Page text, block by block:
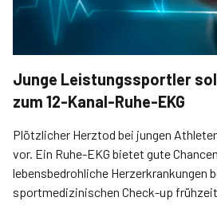
Junge Leistungssportler
zum 12-Kanal-Ruhe-EKG
Plötzlicher Herztod bei jungen
vor. Ein Ruhe-EKG bietet gute
lebensbedrohliche Herzerkrankungen
sportmedizinischen Check-up